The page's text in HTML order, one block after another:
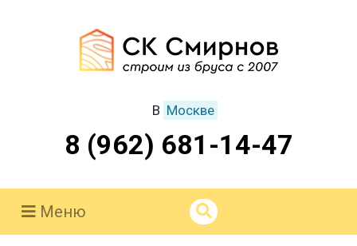
В Москве
8 (962) 681-14-47
Меню